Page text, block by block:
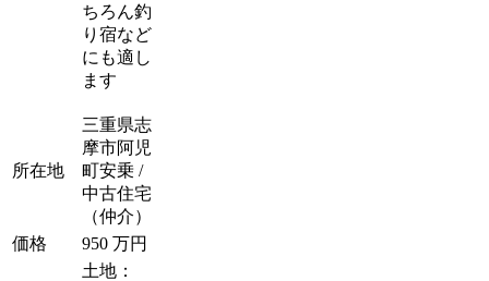
ちろん釣
り宿など
にも適し
ます
所在地
三重県志
摩市阿児
町安乗 /
中古住宅
（仲介）
価格
950 万円
土地：